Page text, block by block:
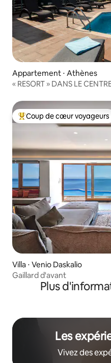
Appartement ⋅ Athènes
« RESORT » DANS LE
Coups de cœur voyageurs
Coup de cœur voyageurs
Villa ⋅ Venio Daskalio
Gaillard d'avant
Plus
Les
Vivez des